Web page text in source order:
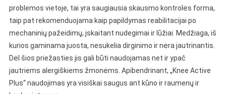
problemos vietoje, tai yra saugiausia skausmo kontrolės forma,
taip pat rekomenduojama kaip papildymas reabilitacijai po
mechaninių pažeidimų, įskaitant nudegimai ir lūžiai. Medžiaga, iš
kurios gaminama juosta, nesukelia dirginimo ir nėra jautrinantis.
Dėl šios priežasties jis gali būti naudojamas net ir ypač
jautriems alergiškiems žmonėms. Apibendrinant, „Knee Active
Plus“ naudojimas yra visiškai saugus ant kūno ir raumenų ir